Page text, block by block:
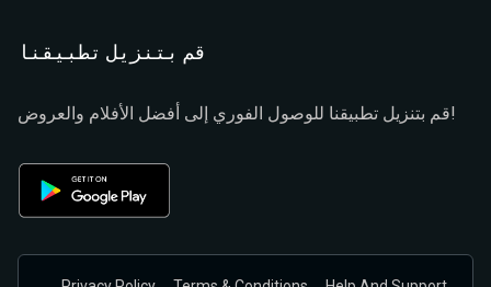
قم بتنزيل تطبيقنا
قم بتنزيل تطبيقنا للوصول الفوري إلى أفضل الأفلام والعروض!